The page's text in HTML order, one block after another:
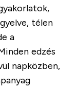
télen
a
edzés
napközben,